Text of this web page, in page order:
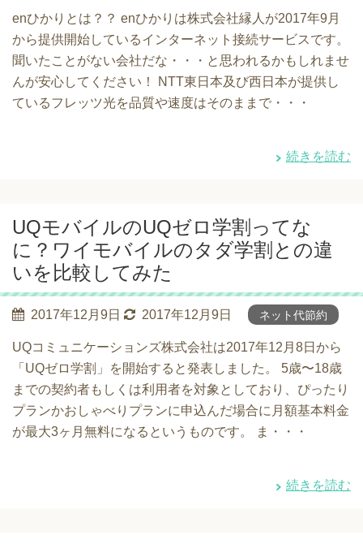
enひかりとは？？ enひかりは株式会社縁人が2017年9月
から提供開始しているインターネット接続サービスです。
聞いたことがない会社だな・・・と思われるかもしれませ
んが安心してください！ NTT東日本及び西日本が提供し
ているフレッツ光を品質や速度はそのままで・・・
続きを読む
UQモバイルのUQゼロ学割ってな
に？ワイモバイルのタダ学割との違
いを比較してみた
2017年12月9日 2017年12月9日 ネット代節約
UQコミュニケーションズ株式会社は2017年12月8日から
「UQゼロ学割」を開始すると発表しました。 5歳〜18歳
までの契約者もしくは利用者を対象としており、ぴったり
プランかおしゃべりプランに申込んだ場合に月額基本料金
が最大3ヶ月無料になるというものです。 ま・・・
続きを読む